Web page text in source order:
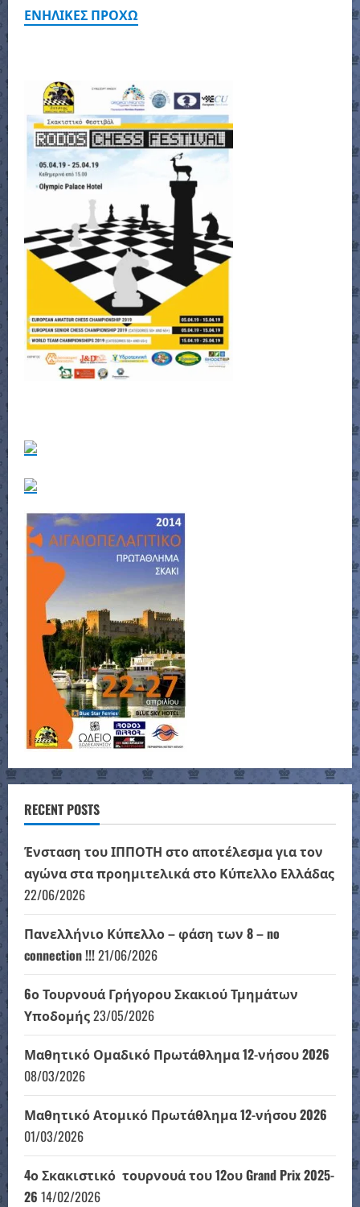
ΕΝΗΛΙΚΕΣ ΠΡΟΧΩ
RECENT POSTS
Ένσταση του ΙΠΠΟΤΗ στο αποτέλεσμα για τον
αγώνα στα προημιτελικά στο Κύπελλο Ελλάδας
22/06/2026
Πανελλήνιο Κύπελλο – φάση των 8 – no
connection !!!21/06/2026
6ο Τουρνουά Γρήγορου Σκακιού Τμημάτων
Υποδομής23/05/2026
Μαθητικό Ομαδικό Πρωτάθλημα 12-νήσου 2026
08/03/2026
Μαθητικό Ατομικό Πρωτάθλημα 12-νήσου 2026
01/03/2026
4ο Σκακιστικό τουρνουά του 12ου Grand Prix 2025-
26 14/02/2026